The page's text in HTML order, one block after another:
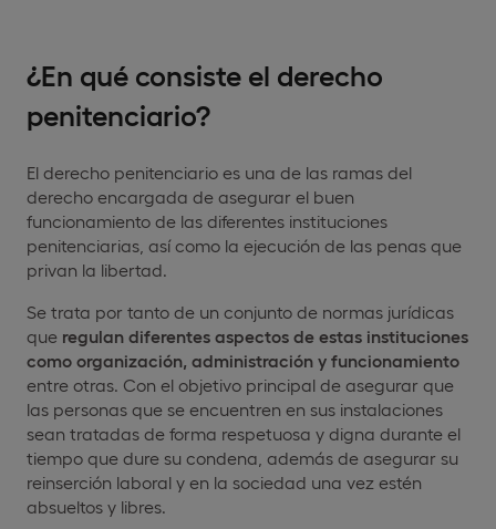
¿En qué consiste el derecho
penitenciario?
El derecho penitenciario es una de las ramas del
derecho encargada de asegurar el buen
funcionamiento de las diferentes instituciones
penitenciarias, así como la ejecución de las penas que
privan la libertad.
Se trata por tanto de un conjunto de normas jurídicas
que regulan diferentes aspectos de estas instituciones
como organización, administración y funcionamiento
entre otras. Con el objetivo principal de asegurar que
las personas que se encuentren en sus instalaciones
sean tratadas de forma respetuosa y digna durante el
tiempo que dure su condena, además de asegurar su
reinserción laboral y en la sociedad una vez estén
absueltos y libres.